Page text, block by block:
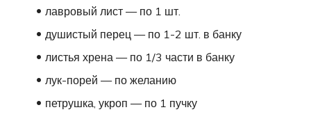
лавровый лист — по 1 шт.
душистый перец — по 1-2 шт. в банку
листья хрена — по 1/3 части в банку
лук-порей — по желанию
петрушка, укроп — по 1 пучку